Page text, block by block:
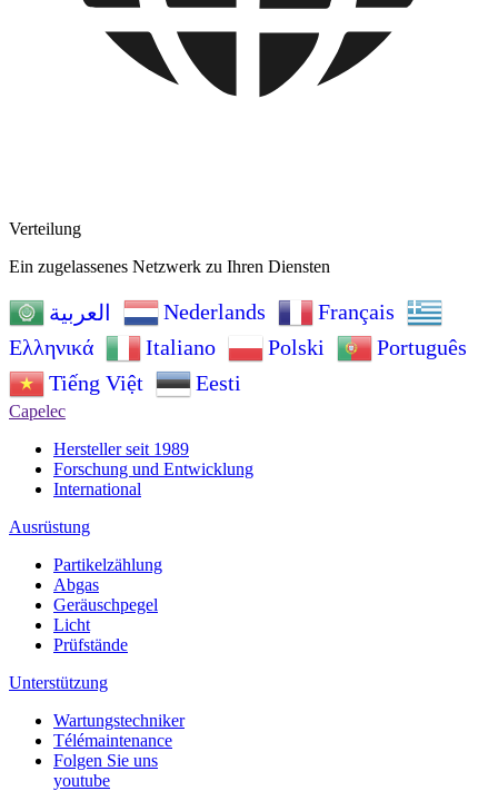
Verteilung
Ein zugelassenes Netzwerk zu Ihren Diensten
العربية Nederlands
Français
Ελληνικά
Italiano Polski
Português
Tiếng Việt
Eesti
Capelec
Hersteller seit 1989
Forschung und Entwicklung
International
Ausrüstung
Partikelzählung
Abgas
Geräuschpegel
Licht
Prüfstände
Unterstützung
Wartungstechniker
Télémaintenance
Folgen Sie uns
youtube